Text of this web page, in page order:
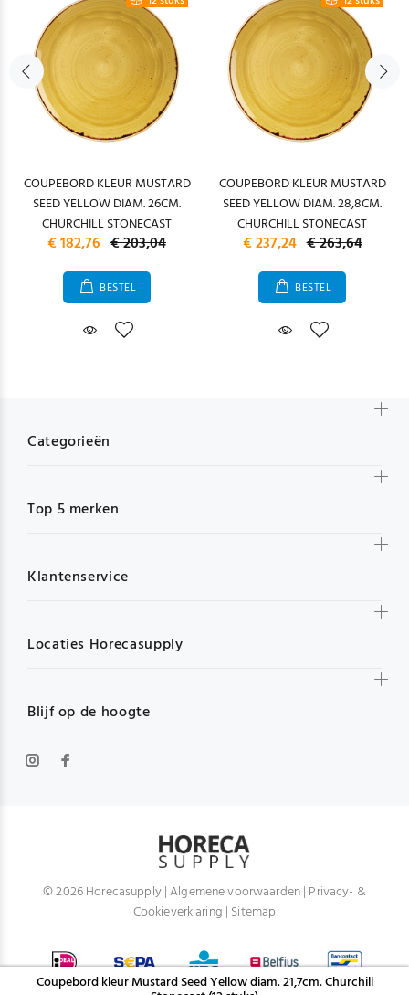
COUPEBORD KLEUR MUSTARD
SEED YELLOW DIAM. 26CM.
CHURCHILL STONECAST
€ 182,76 € 203,04
BESTEL
COUPEBORD KLEUR MUSTARD
SEED YELLOW DIAM. 28,8CM.
CHURCHILL STONECAST
€ 237,24 € 263,64
BESTEL
Coupebord kleur Mustard Seed Yellow diam. 21,7cm. Churchill
Blijf op de hoogte
Categorieën
Top 5 merken
Klantenservice
Locaties Horecasupply
© 2026 Horecasupply |Algemene voorwaarden| Privacy- &
Cookieverklaring | Sitemap